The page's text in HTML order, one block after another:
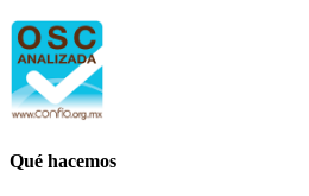
Qué hacemos